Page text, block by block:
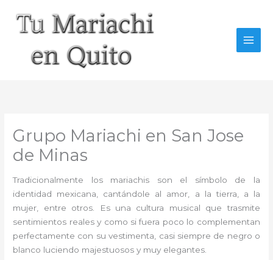
contenido
Grupo Mariachi en San Jose
de Minas
Tradicionalmente los mariachis son el símbolo de la
identidad mexicana, cantándole al amor, a la tierra, a la
mujer, entre otros. Es una cultura musical que trasmite
sentimientos reales y como si fuera poco lo complementan
perfectamente con su vestimenta, casi siempre de negro o
blanco luciendo majestuosos y muy elegantes.